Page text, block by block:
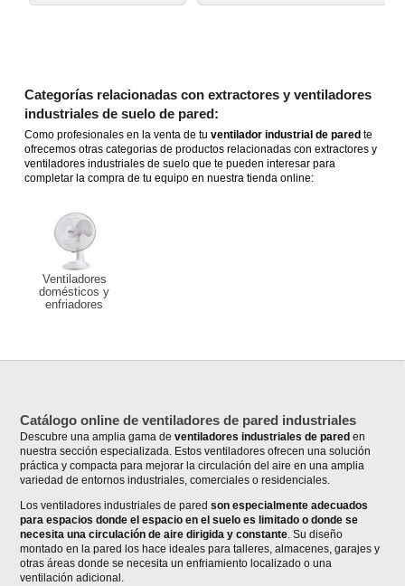
Categorías relacionadas con extractores y ventiladores
industriales de suelo de pared:
Como profesionales en la venta de tuventilador industrial de pared te
ofrecemos otras categorias de productos relacionadas con extractores y
ventiladores industriales de suelo que te pueden interesar para
completar la compra de tu equipo en nuestra tienda online:
Ventiladores
domésticos y
enfriadores
Catálogo online de ventiladores de pared industriales
Descubre una amplia gama deventiladores industriales de pared en
nuestra sección especializada. Estos ventiladores ofrecen una solución
práctica y compacta para mejorar la circulación del aire en una amplia
variedad de entornos industriales, comerciales o residenciales.
Los ventiladores industriales de paredson especialmente adecuados
para espacios donde el espacio en el suelo es limitado o donde se
necesita una circulación de aire dirigida y constante. Su diseño
montado en la pared los hace ideales para talleres, almacenes, garajes y
otras áreas donde se necesita un enfriamiento localizado o una
ventilación adicional.